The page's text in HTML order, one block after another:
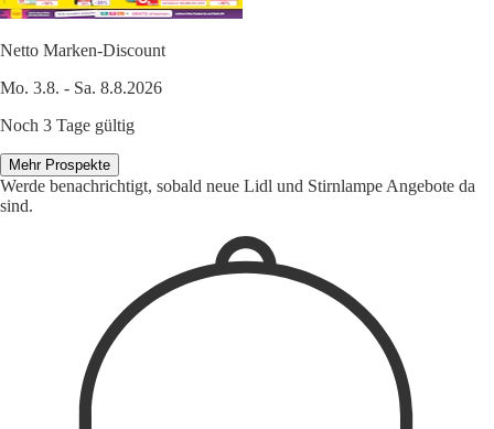
Netto Marken-Discount
Mo. 3.8. - Sa. 8.8.2026
Noch 3 Tage gültig
Mehr Prospekte
Werde benachrichtigt, sobald neue Lidl und Stirnlampe Angebote da
sind.